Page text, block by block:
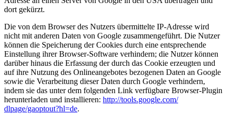
dort gekürzt.
Die von dem Browser des Nutzers übermittelte IP-Adresse wird
nicht mit anderen Daten von Google zusammengeführt. Die Nutzer
können die Speicherung der Cookies durch eine entsprechende
Einstellung ihrer Browser-Software verhindern; die Nutzer können
darüber hinaus die Erfassung der durch das Cookie erzeugten und
auf ihre Nutzung des Onlineangebotes bezogenen Daten an Google
sowie die Verarbeitung dieser Daten durch Google verhindern,
indem sie das unter dem folgenden Link verfügbare Browser-Plugin
herunterladen und installieren: http://tools.google.com/
dlpage/gaoptout?hl=de.